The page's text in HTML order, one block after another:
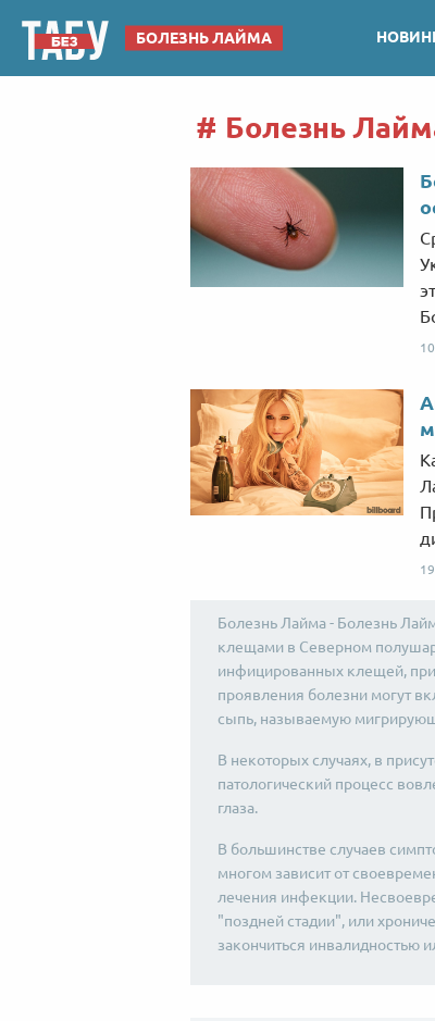
БОЛЕЗНЬ ЛАЙМА
Болезнь
Болезнь Лайма - Болезнь
клещами в Северном
инфицированных клещей,
проявления болезни могут
сыпь, называемую
В некоторых случаях, в
патологический процесс
глаза.
В большинстве случаев
многом зависит от
лечения инфекции.
"поздней стадии", или
закончиться инвалидностью